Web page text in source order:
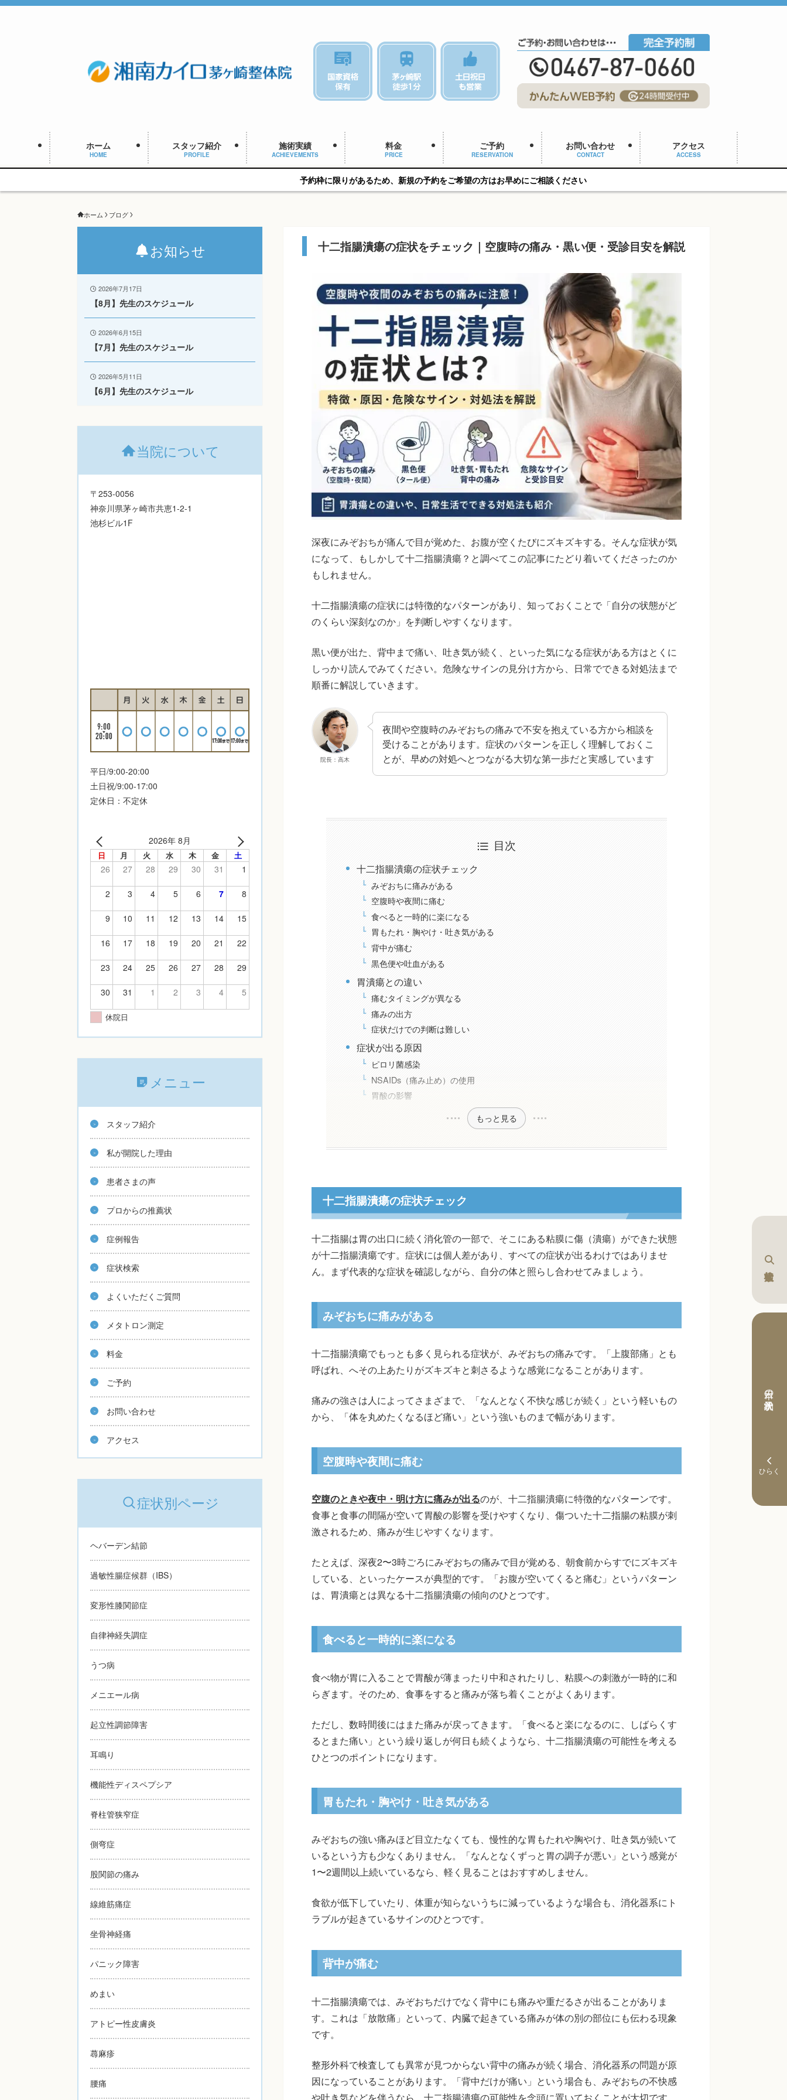
ホーム
HOME
スタッフ紹介
PROFILE
施術実績
ACHIEVEMENTS
料金
PRICE
ご予約
RESERVATION
お問い合わせ
CONTACT
アクセス
ACCESS
予約枠に限りがあるため、新規の予約をご希望の方はお早めにご相談ください
ホーム ブログ
十二指腸潰瘍の症状をチェック｜空腹時の痛み・黒い便・受診目安を解説
本日の予約状況
深夜にみぞおちが痛んで目が覚めた、お腹が空くたびにズキズキする。そんな症状が気
になって、もしかして十二指腸潰瘍？と調べてこの記事にたどり着いてくださったのか
もしれません。
十二指腸潰瘍の症状には特徴的なパターンがあり、知っておくことで「自分の状態がど
のくらい深刻なのか」を判断しやすくなります。
黒い便が出た、背中まで痛い、吐き気が続く、といった気になる症状がある方はとくに
しっかり読んでみてください。危険なサインの見分け方から、日常でできる対処法まで
順番に解説していきます。
院長：高木
夜間や空腹時のみぞおちの痛みで不安を抱えている方から相談を
受けることがあります。症状のパターンを正しく理解しておくこ
とが、早めの対処へとつながる大切な第一歩だと実感しています
目次
十二指腸潰瘍の症状チェック
みぞおちに痛みがある
空腹時や夜間に痛む
食べると一時的に楽になる
胃もたれ・胸やけ・吐き気がある
背中が痛む
黒色便や吐血がある
胃潰瘍との違い
痛むタイミングが異なる
痛みの出方
症状だけでの判断は難しい
症状が出る原因
ピロリ菌感染
NSAIDs（痛み止め）の使用
胃酸の影響
もっと見る
十二指腸潰瘍の症状チェック
十二指腸は胃の出口に続く消化管の一部で、そこにある粘膜に傷（潰瘍）ができた状態
が十二指腸潰瘍です。症状には個人差があり、すべての症状が出るわけではありませ
ん。まず代表的な症状を確認しながら、自分の体と照らし合わせてみましょう。
みぞおちに痛みがある
十二指腸潰瘍でもっとも多く見られる症状が、みぞおちの痛みです。「上腹部痛」とも
呼ばれ、へその上あたりがズキズキと刺さるような感覚になることがあります。
痛みの強さは人によってさまざまで、「なんとなく不快な感じが続く」という軽いもの
から、「体を丸めたくなるほど痛い」という強いものまで幅があります。
空腹時や夜間に痛む
空腹のときや夜中・明け方に痛みが出るのが、十二指腸潰瘍に特徴的なパターンです。
食事と食事の間隔が空いて胃酸の影響を受けやすくなり、傷ついた十二指腸の粘膜が刺
激されるため、痛みが生じやすくなります。
たとえば、深夜2〜3時ごろにみぞおちの痛みで目が覚める、朝食前からすでにズキズキ
している、といったケースが典型的です。「お腹が空いてくると痛む」というパターン
は、胃潰瘍とは異なる十二指腸潰瘍の傾向のひとつです。
食べると一時的に楽になる
食べ物が胃に入ることで胃酸が薄まったり中和されたりし、粘膜への刺激が一時的に和
らぎます。そのため、食事をすると痛みが落ち着くことがよくあります。
ただし、数時間後にはまた痛みが戻ってきます。「食べると楽になるのに、しばらくす
るとまた痛い」という繰り返しが何日も続くようなら、十二指腸潰瘍の可能性を考える
ひとつのポイントになります。
胃もたれ・胸やけ・吐き気がある
みぞおちの強い痛みほど目立たなくても、慢性的な胃もたれや胸やけ、吐き気が続いて
いるという方も少なくありません。「なんとなくずっと胃の調子が悪い」という感覚が
1〜2週間以上続いているなら、軽く見ることはおすすめしません。
食欲が低下していたり、体重が知らないうちに減っているような場合も、消化器系にト
ラブルが起きているサインのひとつです。
背中が痛む
十二指腸潰瘍では、みぞおちだけでなく背中にも痛みや重だるさが出ることがありま
す。これは「放散痛」といって、内臓で起きている痛みが体の別の部位にも伝わる現象
です。
整形外科で検査しても異常が見つからない背中の痛みが続く場合、消化器系の問題が原
因になっていることがあります。「背中だけが痛い」という場合も、みぞおちの不快感
や吐き気などを伴うなら、十二指腸潰瘍の可能性を念頭に置いておくことが大切です。
お知らせ
2026年7月17日
【8月】先生のスケジュール
2026年6月15日
【7月】先生のスケジュール
2026年5月11日
【6月】先生のスケジュール
当院について
〒253-0056
神奈川県茅ヶ崎市共恵1-2-1
池杉ビル1F
平日/9:00-20:00
土日祝/9:00-17:00
定休日：不定休
2026年 8月
日 月 火 水 木 金 土
26 27 28 29 30 31 1
2 3 4 5 6 7 8
9 10 11 12 13 14 15
16 17 18 19 20 21 22
23 24 25 26 27 28 29
30 31 1 2 3 4 5
休院日
メニュー
スタッフ紹介
私が開院した理由
患者さまの声
プロからの推薦状
症例報告
症状検索
よくいただくご質問
メタトロン測定
料金
ご予約
お問い合わせ
アクセス
症状別ページ
ヘバーデン結節
過敏性腸症候群（IBS）
変形性膝関節症
自律神経失調症
うつ病
メニエール病
起立性調節障害
耳鳴り
機能性ディスペプシア
脊柱管狭窄症
側弯症
股関節の痛み
線維筋痛症
坐骨神経痛
パニック障害
めまい
アトピー性皮膚炎
蕁麻疹
腰痛